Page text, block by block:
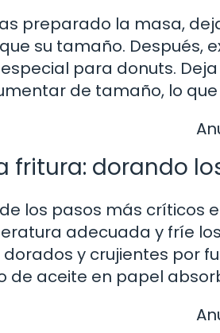
preparado la masa,
su tamaño. Después,
para donuts.
de tamaño, lo
fritura: dorando
los pasos más críticos
adecuada y fríe
y crujientes por
de aceite en papel